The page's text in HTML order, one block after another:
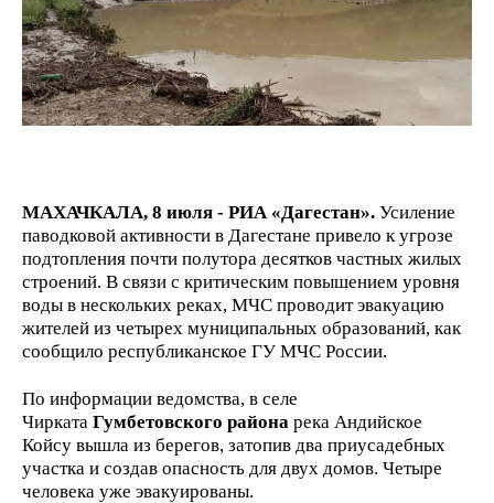
МАХАЧКАЛА, 8 июля - РИА «Дагестан». Усиление
паводковой активности в Дагестане привело к угрозе
подтопления почти полутора десятков частных жилых
строений. В связи с критическим повышением уровня
воды в нескольких реках, МЧС проводит эвакуацию
жителей из четырех муниципальных образований, как
сообщило республиканское ГУ МЧС России.
По информации ведомства, в селе
Чирката Гумбетовского района река Андийское
Койсу вышла из берегов, затопив два приусадебных
участка и создав опасность для двух домов. Четыре
человека уже эвакуированы.